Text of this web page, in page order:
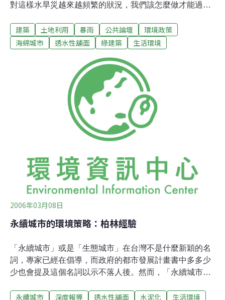
對這樣水旱災越來越頻繁的狀況，我們該怎麼做才能過著
者一起來認識「海綿城市」的構想，尋找與極端氣候和平
共存的一條路。(一) 問題與根絕理念本文提出打開水泥城
且分別以建城3000年與200年的北京市與台北市為例，示
範海綿城市的效益。海綿城市的構想，提供了人類未來永
續的夢想，但一切起頭難，需要各界由建設海綿社區、海
綿工業區著手，進行相關實驗，以強化本文所提出的效
益，並進一步推廣建設海綿城市。城市阻絕地球與大自然
相接觸依據聯合國預估，現今人口已超過70億，其中約
50%集中在城市，到2025年時，城市人口將再增加10億；
70%集中在城市。城市不僅將
建築 土地利用 暴雨 公共論壇
環境政策
海綿城市
透水性舖面 綠建築 生活環境
2006年03月08日
永續城市的環境策略：柏林經驗
「永續城市」或是「生態城市」在台灣不是什麼新穎的名
詞，專家已經在倡導，而政府的都市發展計畫書中多多少
少也會提及這個名詞以示不落人後。然而，「永續城市」
「永續城市」概念仍處於一個「專家呼籲、政府雖喊口號
永續城市 深度報導 透水性舖面 水泥化
生活環境